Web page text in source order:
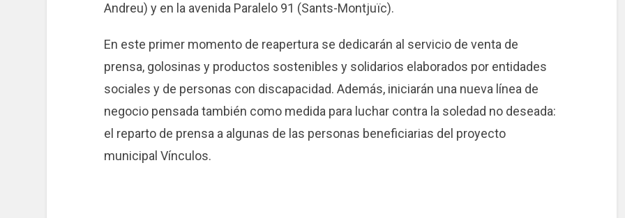
Andreu) y en la avenida Paralelo 91 (Sants-Montjuïc).
En este primer momento de reapertura se dedicarán al servicio de venta de
prensa, golosinas y productos sostenibles y solidarios elaborados por entidades
sociales y de personas con discapacidad. Además, iniciarán una nueva línea de
negocio pensada también como medida para luchar contra la soledad no deseada:
el reparto de prensa a algunas de las personas beneficiarias del proyecto
municipal Vínculos.